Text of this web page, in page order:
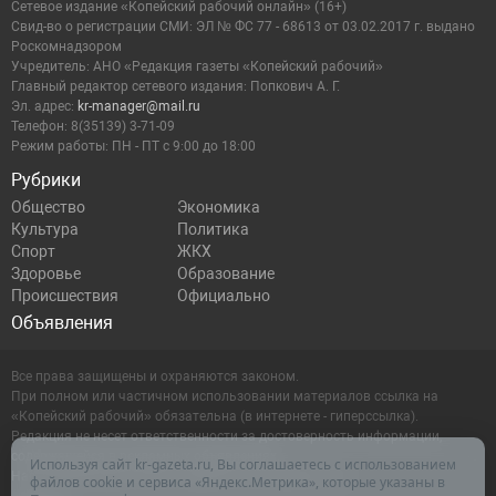
Рубрики
Общество
Экономика
Культура
Политика
Спорт
ЖКХ
Здоровье
Образование
Происшествия
Официально
Объявления
Сетевое издание «Копейский рабочий онлайн» (16+)
Cвид-во о регистрации СМИ: ЭЛ № ФС 77 - 68613 от 03.02.2017 г. выдано
Роскомнадзором
Учредитель: АНО «Редакция газеты «Копейский рабочий»
Главный редактор сетевого издания: Попкович А. Г.
Эл. адрес: kr-manager@mail.ru
Телефон: 8(35139) 3-71-09
Режим работы: ПН - ПТ с 9:00 до 18:00
Все права защищены и охраняются законом.
При полном или частичном использовании материалов ссылка на
«Копейский рабочий» обязательна (в интернете - гиперссылка).
Редакция не несет ответственности за достоверность информации,
содержащейся в рекламных объявлениях.
Настоящий ресурс может содержать материалы 16+
Используя сайт kr-gazeta.ru, Вы соглашаетесь с использованием
файлов cookie и сервиса «Яндекс.Метрика», которые указаны в